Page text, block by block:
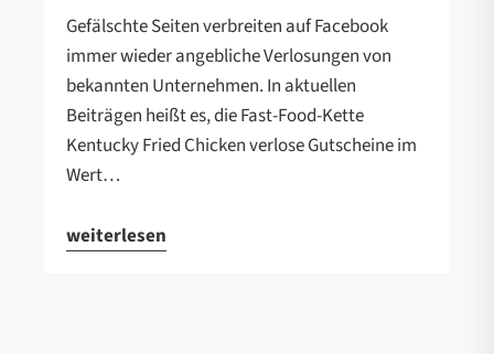
Gefälschte Seiten verbreiten auf Facebook
immer wieder angebliche Verlosungen von
bekannten Unternehmen. In aktuellen
Beiträgen heißt es, die Fast-Food-Kette
Kentucky Fried Chicken verlose Gutscheine im
Wert…
weiterlesen